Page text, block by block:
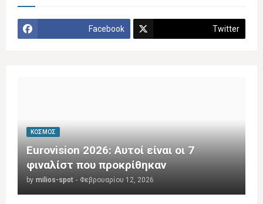
Facebook Twitter
ΚΌΣΜΟΣ
Eurovision 2026: Αυτοί είναι οι 7
φιναλίστ που προκρίθηκαν
by milios-spot - Φεβρουαρίου 12, 2026